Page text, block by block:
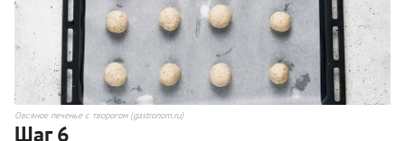
Овсяное печенье с творогом (gastronom.ru)
Шаг 6